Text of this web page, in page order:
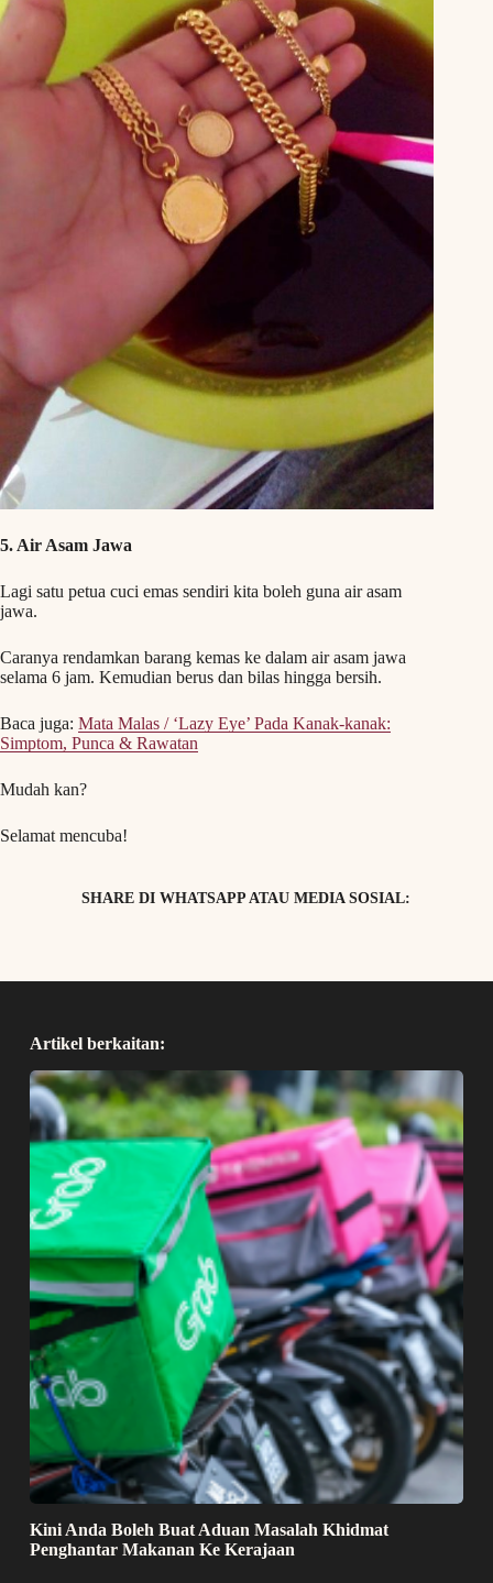
5. Air Asam Jawa
Lagi satu petua cuci emas sendiri kita boleh guna air asam
jawa.
Caranya rendamkan barang kemas ke dalam air asam jawa
selama 6 jam. Kemudian berus dan bilas hingga bersih.
Baca juga: Mata Malas / ‘Lazy Eye’ Pada Kanak-kanak:
Simptom, Punca & Rawatan
Mudah kan?
Selamat mencuba!
SHARE DI WHATSAPP ATAU MEDIA SOSIAL:
Artikel berkaitan:
Kini Anda Boleh Buat Aduan Masalah Khidmat
Penghantar Makanan Ke Kerajaan